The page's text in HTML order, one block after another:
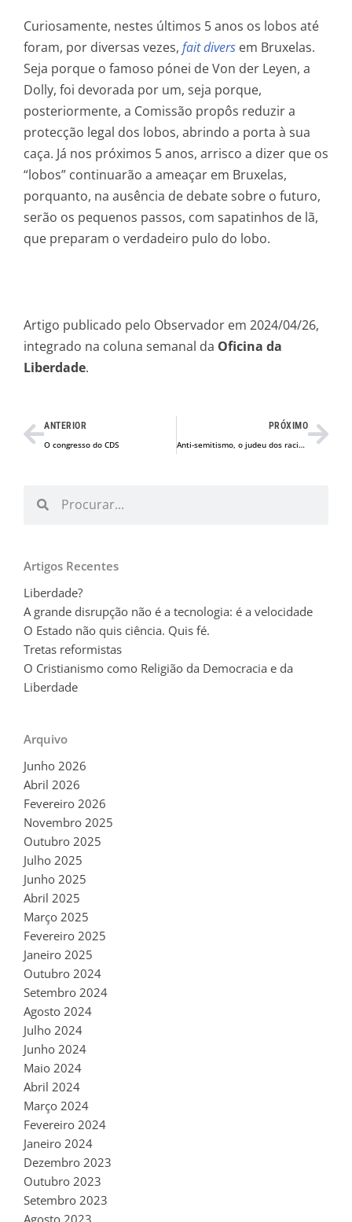
Curiosamente, nestes últimos 5 anos os lobos até
foram, por diversas vezes, fait divers em Bruxelas.
Seja porque o famoso pónei de Von der Leyen, a
Dolly, foi devorada por um, seja porque,
posteriormente, a Comissão propôs reduzir a
protecção legal dos lobos, abrindo a porta à sua
caça. Já nos próximos 5 anos, arrisco a dizer que os
“lobos” continuarão a ameaçar em Bruxelas,
porquanto, na ausência de debate sobre o futuro,
serão os pequenos passos, com sapatinhos de lã,
que preparam o verdadeiro pulo do lobo.
Artigo publicado pelo Observador em 2024/04/26,
integrado na coluna semanal da Oficina da
Liberdade.
Prev
ANTERIOR
O congresso do CDS
PRÓXIMO
Anti-semitismo, o judeu dos racismos
Artigos Recentes
Liberdade?
A grande disrupção não é a tecnologia: é a velocidade
O Estado não quis ciência. Quis fé.
Tretas reformistas
O Cristianismo como Religião da Democracia e da
Liberdade
Arquivo
Junho 2026
Abril 2026
Fevereiro 2026
Novembro 2025
Outubro 2025
Julho 2025
Junho 2025
Abril 2025
Março 2025
Fevereiro 2025
Janeiro 2025
Outubro 2024
Setembro 2024
Agosto 2024
Julho 2024
Junho 2024
Maio 2024
Abril 2024
Março 2024
Fevereiro 2024
Janeiro 2024
Dezembro 2023
Outubro 2023
Setembro 2023
Agosto 2023